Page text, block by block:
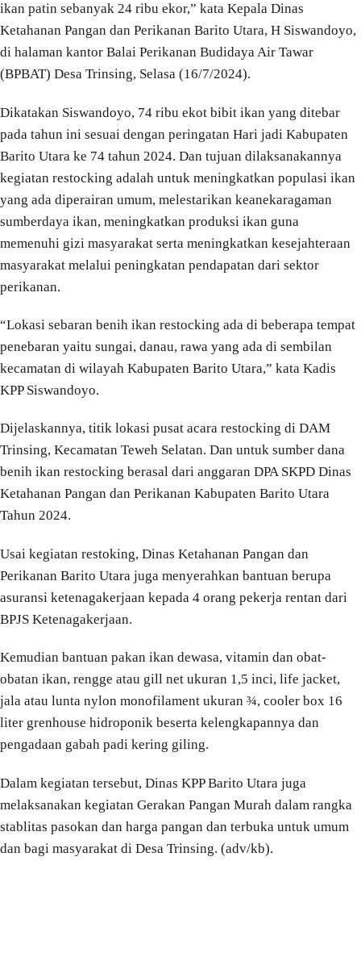
ikan patin sebanyak 24 ribu ekor,” kata Kepala Dinas
Ketahanan Pangan dan Perikanan Barito Utara, H Siswandoyo,
di halaman kantor Balai Perikanan Budidaya Air Tawar
(BPBAT) Desa Trinsing, Selasa (16/7/2024).
Dikatakan Siswandoyo, 74 ribu ekot bibit ikan yang ditebar
pada tahun ini sesuai dengan peringatan Hari jadi Kabupaten
Barito Utara ke 74 tahun 2024. Dan tujuan dilaksanakannya
kegiatan restocking adalah untuk meningkatkan populasi ikan
yang ada diperairan umum, melestarikan keanekaragaman
sumberdaya ikan, meningkatkan produksi ikan guna
memenuhi gizi masyarakat serta meningkatkan kesejahteraan
masyarakat melalui peningkatan pendapatan dari sektor
perikanan.
“Lokasi sebaran benih ikan restocking ada di beberapa tempat
penebaran yaitu sungai, danau, rawa yang ada di sembilan
kecamatan di wilayah Kabupaten Barito Utara,” kata Kadis
KPP Siswandoyo.
Dijelaskannya, titik lokasi pusat acara restocking di DAM
Trinsing, Kecamatan Teweh Selatan. Dan untuk sumber dana
benih ikan restocking berasal dari anggaran DPA SKPD Dinas
Ketahanan Pangan dan Perikanan Kabupaten Barito Utara
Tahun 2024.
Usai kegiatan restoking, Dinas Ketahanan Pangan dan
Perikanan Barito Utara juga menyerahkan bantuan berupa
asuransi ketenagakerjaan kepada 4 orang pekerja rentan dari
BPJS Ketenagakerjaan.
Kemudian bantuan pakan ikan dewasa, vitamin dan obat-
obatan ikan, rengge atau gill net ukuran 1,5 inci, life jacket,
jala atau lunta nylon monofilament ukuran ¾, cooler box 16
liter grenhouse hidroponik beserta kelengkapannya dan
pengadaan gabah padi kering giling.
Dalam kegiatan tersebut, Dinas KPP Barito Utara juga
melaksanakan kegiatan Gerakan Pangan Murah dalam rangka
stablitas pasokan dan harga pangan dan terbuka untuk umum
dan bagi masyarakat di Desa Trinsing. (adv/kb).